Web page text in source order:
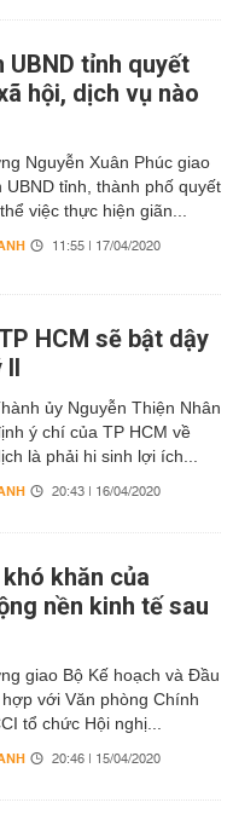
tỉnh quyết
hội, dịch vụ nào
Nguyễn Xuân Phúc giao
UBND tỉnh, thành phố quyết
việc thực hiện giãn...
11:55 | 17/04/2020
HCM sẽ bật dậy
II
ủy Nguyễn Thiện Nhân
ý chí của TP HCM về
là phải hi sinh lợi ích...
20:43 | 16/04/2020
khăn của
nền kinh tế sau
giao Bộ Kế hoạch và Đầu
với Văn phòng Chính
tổ chức Hội nghị...
20:46 | 15/04/2020